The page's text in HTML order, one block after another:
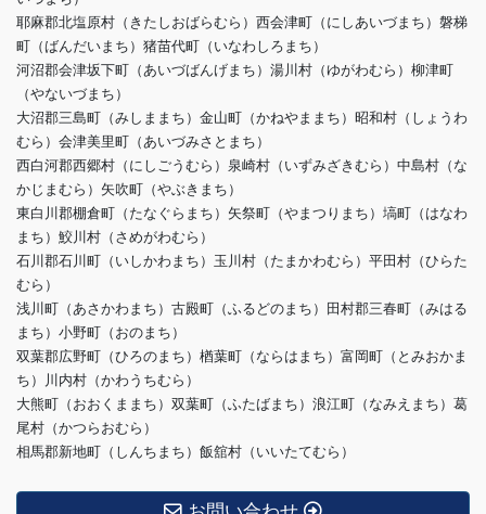
耶麻郡北塩原村（きたしおばらむら）西会津町（にしあいづまち）磐梯
町（ばんだいまち）猪苗代町（いなわしろまち）
河沼郡会津坂下町（あいづばんげまち）湯川村（ゆがわむら）柳津町
（やないづまち）
大沼郡三島町（みしままち）金山町（かねやままち）昭和村（しょうわ
むら）会津美里町（あいづみさとまち）
西白河郡西郷村（にしごうむら）泉崎村（いずみざきむら）中島村（な
かじまむら）矢吹町（やぶきまち）
東白川郡棚倉町（たなぐらまち）矢祭町（やまつりまち）塙町（はなわ
まち）鮫川村（さめがわむら）
石川郡石川町（いしかわまち）玉川村（たまかわむら）平田村（ひらた
むら）
浅川町（あさかわまち）古殿町（ふるどのまち）田村郡三春町（みはる
まち）小野町（おのまち）
双葉郡広野町（ひろのまち）楢葉町（ならはまち）富岡町（とみおかま
ち）川内村（かわうちむら）
大熊町（おおくままち）双葉町（ふたばまち）浪江町（なみえまち）葛
尾村（かつらおむら）
相馬郡新地町（しんちまち）飯舘村（いいたてむら）